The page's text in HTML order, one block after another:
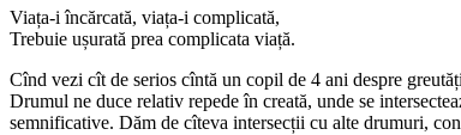
Viața-i încărcată, viața-i complicată,
Trebuie ușurată prea complicata viață.
Cînd vezi cît de serios cîntă un copil de 4 ani despre
Drumul ne duce relativ repede în creată, unde se
semnificative. Dăm de cîteva intersecții cu alte drumuri,